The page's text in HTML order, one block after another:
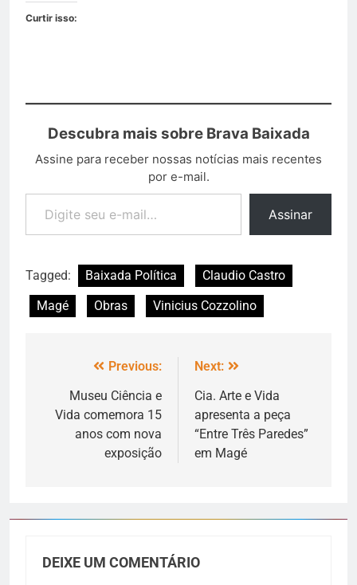
Curtir isso:
Descubra mais sobre Brava Baixada
Assine para receber nossas notícias mais recentes
por e-mail.
Assinar
Tagged: Baixada Política
Claudio Castro
Magé
Obras Vinicius Cozzolino
Previous:
Museu Ciência e
Vida comemora 15
anos com nova
exposição
Next:
Cia. Arte e Vida
apresenta a peça
“Entre Três Paredes”
em Magé
DEIXE UM COMENTÁRIO